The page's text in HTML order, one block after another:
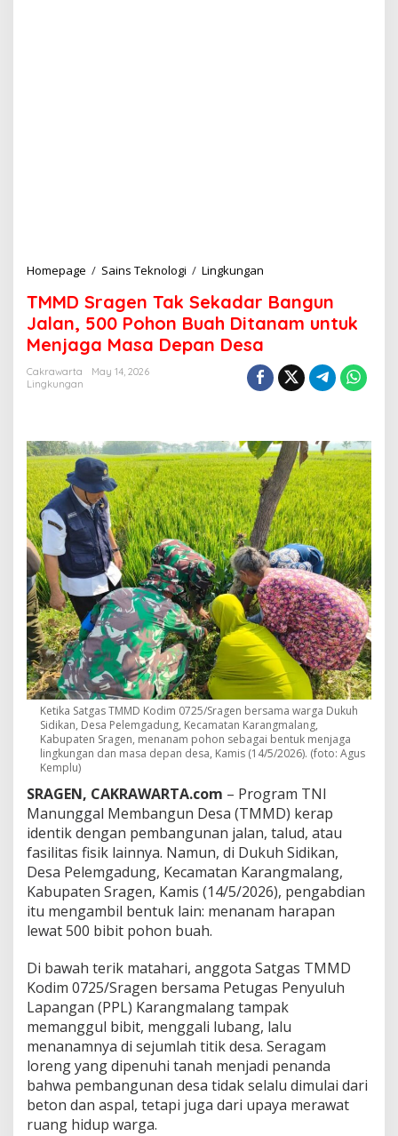
Homepage / Sains Teknologi / Lingkungan
M
D
S
a
a
k
S
e
k
a
d
a
r
B
a
n
g
u
n
a
l
a
n
0
0
o
h
o
n
B
D
i
t
a
n
a
m
u
n
TMMD Sragen Tak Sekadar Bangun
Jalan, 500 Pohon Buah Ditanam untuk
Menjaga Masa Depan Desa
Cakrawarta
May 14, 2026
Lingkungan
Ketika Satgas TMMD Kodim 0725/Sragen bersama warga Dukuh
Sidikan, Desa Pelemgadung, Kecamatan Karangmalang,
Kabupaten Sragen, menanam pohon sebagai bentuk menjaga
lingkungan dan masa depan desa, Kamis (14/5/2026). (foto: Agus
Kemplu)
SRAGEN, CAKRAWARTA.com – Program TNI
Manunggal Membangun Desa (TMMD) kerap
identik dengan pembangunan jalan, talud, atau
fasilitas fisik lainnya. Namun, di Dukuh Sidikan,
Desa Pelemgadung, Kecamatan Karangmalang,
Kabupaten Sragen, Kamis (14/5/2026), pengabdian
itu mengambil bentuk lain: menanam harapan
lewat 500 bibit pohon buah.
Di bawah terik matahari, anggota Satgas TMMD
Kodim 0725/Sragen bersama Petugas Penyuluh
Lapangan (PPL) Karangmalang tampak
memanggul bibit, menggali lubang, lalu
menanamnya di sejumlah titik desa. Seragam
loreng yang dipenuhi tanah menjadi penanda
bahwa pembangunan desa tidak selalu dimulai dari
beton dan aspal, tetapi juga dari upaya merawat
ruang hidup warga.